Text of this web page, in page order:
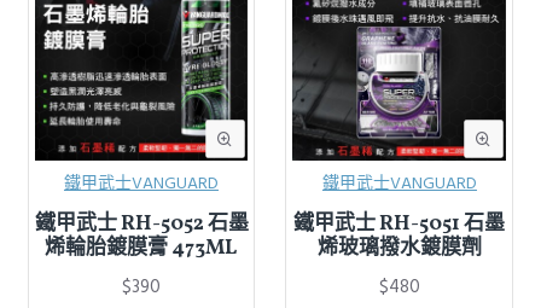
鐵甲武士VANGUARD
鐵甲武士 RH-5052 石墨
烯輪胎鍍膜膏 473ML
$390
鐵甲武士VANGUARD
鐵甲武士 RH-5051 石墨
烯玻璃撥水鍍膜劑
$480